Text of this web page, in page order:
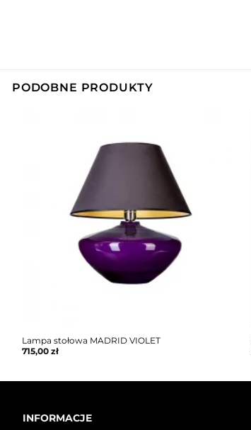
PODOBNE PRODUKTY
Lampa stołowa MADRID VIOLET
715,00 zł
INFORMACJE